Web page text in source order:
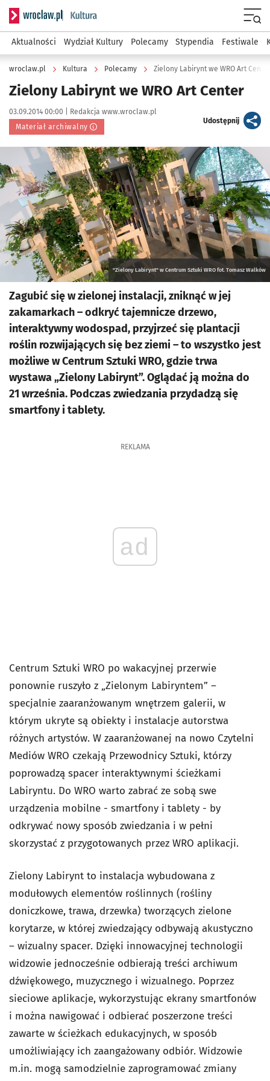
Serwis informacyjny wroclaw.pl podserwis: Kultura
Aktualności Wydział Kultury Polecamy Stypendia Festiwale
wroclaw.pl Kultura Polecamy Zielony Labirynt we WRO Art Center
Zielony Labirynt we WRO Art Center
Data publikacji:
03.09.2014 00:00 | Autor:
Redakcja www.wroclaw.pl
Materiał archiwalny
Udostępnijartykuł
Kliknij, aby powiększyć
"Zielony Labirynt" w Centrum Sztuki WRO fot. Tomasz Walków
Zagubić się w zielonej instalacji, zniknąć w jej
zakamarkach – odkryć tajemnicze drzewo,
interaktywny wodospad, przyjrzeć się plantacji
roślin rozwijających się bez ziemi – to wszystko jest
możliwe w Centrum Sztuki WRO, gdzie trwa
wystawa „Zielony Labirynt”. Oglądać ją można do
21 września. Podczas zwiedzania przydadzą się
smartfony i tablety.
REKLAMA
ad
Centrum Sztuki WRO po wakacyjnej przerwie
ponownie ruszyło z „Zielonym Labiryntem” –
specjalnie zaaranżowanym wnętrzem galerii, w
którym ukryte są obiekty i instalacje autorstwa
różnych artystów. W zaaranżowanej na nowo Czytelni
Mediów WRO czekają Przewodnicy Sztuki, którzy
poprowadzą spacer interaktywnymi ścieżkami
Labiryntu. Do WRO warto zabrać ze sobą swe
urządzenia mobilne - smartfony i tablety - by
odkrywać nowy sposób zwiedzania i w pełni
skorzystać z przygotowanych przez WRO aplikacji.
Zielony Labirynt to instalacja wybudowana z
modułowych elementów roślinnych (rośliny
doniczkowe, trawa, drzewka) tworzących zielone
korytarze, w której zwiedzający odbywają akustyczno
– wizualny spacer. Dzięki innowacyjnej technologii
widzowie jednocześnie odbierają treści archiwum
dźwiękowego, muzycznego i wizualnego. Poprzez
sieciowe aplikacje, wykorzystując ekrany smartfonów
i można nawigować i odbierać poszerzone treści
zawarte w ścieżkach edukacyjnych, w sposób
umożliwiający ich zaangażowany odbiór. Widzowie
m.in. mogą samodzielnie zaprogramować zmiany